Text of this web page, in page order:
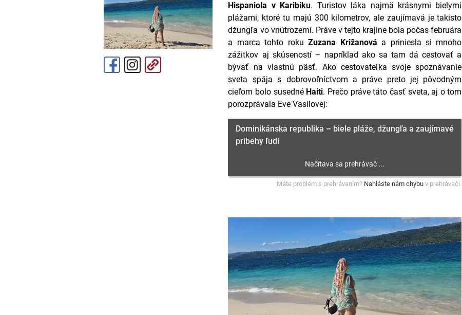
Hispaniola v Karibiku. Turistov láka najmä krásnymi bielymi
plážami, ktoré tu majú 300 kilometrov, ale zaujímavá je takisto
džungľa vo vnútrozemí. Práve v tejto krajine bola počas februára
a marca tohto rokuZuzana Križanová a priniesla si mnoho
zážitkov aj skúseností – napríklad ako sa tam dá cestovať a
bývať na vlastnú päsť. Ako cestovateľka svoje spoznávanie
sveta spája s dobrovoľníctvom a práve preto jej pôvodným
cieľom bolo susedné Haiti. Prečo práve táto časť sveta, aj o tom
porozprávala Eve Vasilovej:
Dominikánska republika – biele pláže, džungľa a zaujímavé
príbehy ľudí
Máte problém s prehrávaním? Nahláste nám chybu v prehrávači.